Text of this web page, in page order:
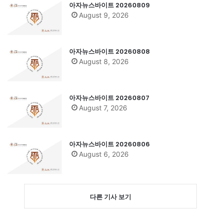
아자뉴스바이트 20260809
August 9, 2026
아자뉴스바이트 20260808
August 8, 2026
아자뉴스바이트 20260807
August 7, 2026
아자뉴스바이트 20260806
August 6, 2026
다른 기사 보기